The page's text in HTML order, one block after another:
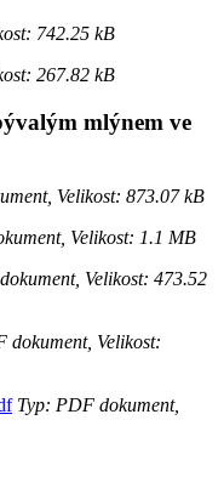
742.25 kB
267.82 kB
mlýnem ve
Velikost: 873.07 kB
Velikost: 1.1 MB
Velikost: 473.52
Velikost:
Typ: PDF dokument,